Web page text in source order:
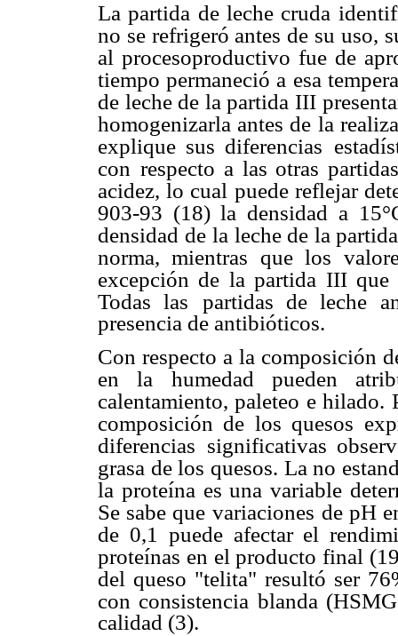
La partida de leche cruda
no se refrigeró antes de su uso,
al procesoproductivo fue de
tiempo permaneció a esa
de leche de la partida III
homogenizarla antes de la
explique sus diferencias
con respecto a las otras
acidez, lo cual puede reflejar
903-93 (18) la densidad a
densidad de la leche de la
norma, mientras que los
excepción de la partida III que
Todas las
partidas de leche
presencia de antibióticos.
Con respecto a la composición
en la humedad pueden
calentamiento, paleteo e hilado.
composición de los quesos
diferencias significativas
grasa de los quesos. La no
la proteína es una variable
Se sabe que variaciones de pH
de 0,1
puede afectar el
proteínas en el producto final
del queso "telita" resultó ser
con consistencia blanda
calidad (3).